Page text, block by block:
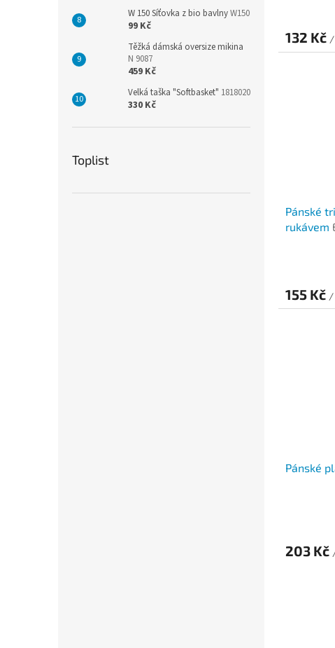
W 150 Síťovka z bio bavlnyW150
99 Kč
Těžká dámská oversize mikina
N 9087
459 Kč
Velká taška "Softbasket" 1818020
330 Kč
Toplist
132 Kč /
Pánské
rukávem
155 Kč /
Pánské
203 Kč